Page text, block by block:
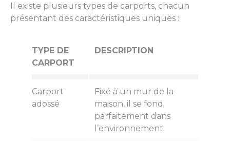
Il existe plusieurs types de carports, chacun
présentant des caractéristiques uniques :
TYPE DE
CARPORT
DESCRIPTION
Carport
adossé
Fixé à un mur de la
maison, il se fond
parfaitement dans
l’environnement.